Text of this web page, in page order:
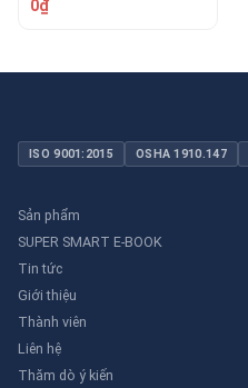
0₫
ISO 9001:2015 OSHA 1910.147
Sản phẩm
SUPER SMART E-BOOK
Tin tức
Giới thiệu
Thành viên
Liên hệ
Thăm dò ý kiến